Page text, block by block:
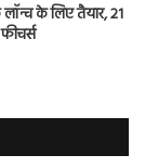
के लिए तैयार, 21